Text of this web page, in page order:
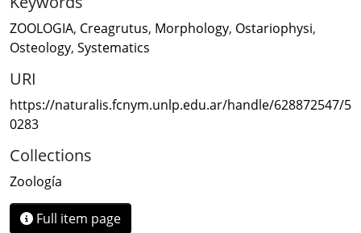
ZOOLOGIA, Creagrutus, Morphology, Ostariophysi,
Osteology, Systematics
URI
https://naturalis.fcnym.unlp.edu.ar/handle/628872547/5
0283
Collections
Zoología
Full item page